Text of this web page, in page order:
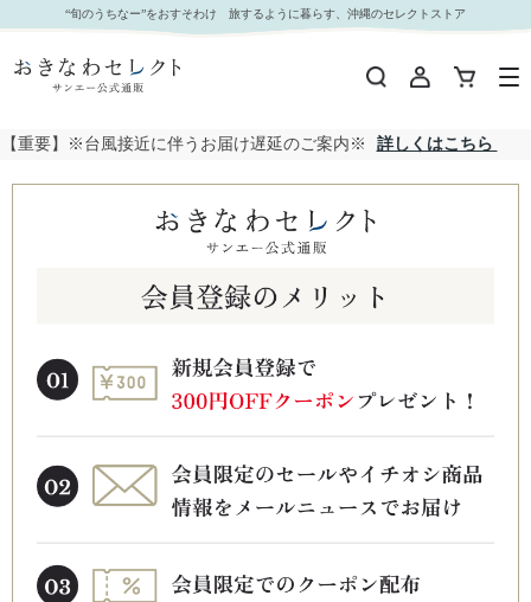
“旬のうちなー”をおすそわけ 旅するように暮らす、沖縄のセレクトストア
【重要】※台風接近に伴うお届け遅延のご案内※ 詳しくはこちら